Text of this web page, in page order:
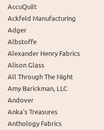
AccuQuilt
Ackfeld Manufacturing
Adger
Albstoffe
Alexander Henry Fabrics
Alison Glass
All Through The Night
Amy Barickman, LLC
Andover
Anka's Treasures
Anthology Fabrics